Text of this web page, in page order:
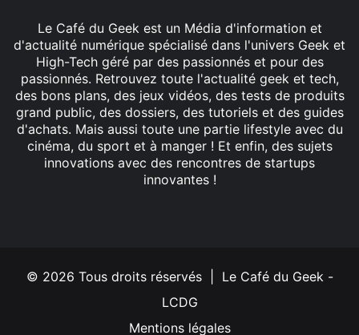
Le Café du Geek est un Média d'information et
d'actualité numérique spécialisé dans l'univers Geek et
High-Tech géré par des passionnés et pour des
passionnés. Retrouvez toute l'actualité geek et tech,
des bons plans, des jeux vidéos, des tests de produits
grand public, des dossiers, des tutoriels et des guides
d'achats. Mais aussi toute une partie lifestyle avec du
cinéma, du sport et à manger ! Et enfin, des sujets
innovations avec des rencontres de startups
innovantes !
© 2026 Tous droits réservés | Le Café du Geek -
LCDG
Mentions légales